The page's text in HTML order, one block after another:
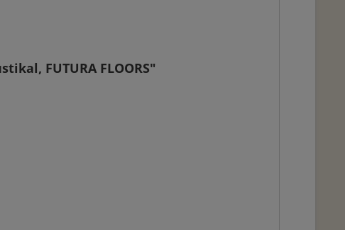
FUTURA FLOORS"